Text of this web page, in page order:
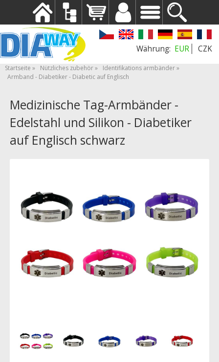
EUR CZK
Startseite Nützliches zubehör
Identifikations armbänder
Armband - Diabetiker - Diabetic auf Englisch
Medizinische Tag-Armbänder -
Edelstahl und Silikon - Diabetiker
auf Englisch schwarz